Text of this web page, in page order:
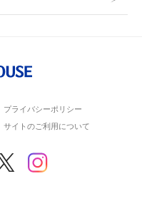
プライバシーポリシー
サイトのご利用について